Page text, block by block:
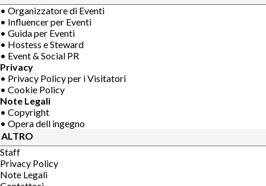
• Organizzatore di Eventi
• Influencer per Eventi
• Guida per Eventi
• Hostess e Steward
• Event & Social PR
Privacy
• Privacy Policy per i Visitatori
• Cookie Policy
Note Legali
• Copyright
• Opera dell ingegno
ALTRO
Staff
Privacy Policy
Note Legali